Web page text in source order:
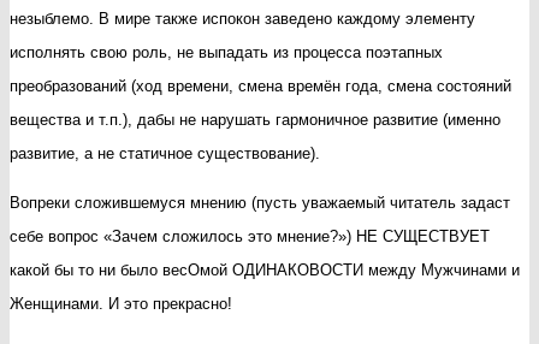
незыблемо. В мире также испокон заведено каждому элементу
исполнять свою роль, не выпадать из процесса поэтапных
преобразований (ход времени, смена времён года, смена состояний
вещества и т.п.), дабы не нарушать гармоничное развитие (именно
развитие, а не статичное существование).
Вопреки сложившемуся мнению (пусть уважаемый читатель задаст
себе вопрос «Зачем сложилось это мнение?») НЕ СУЩЕСТВУЕТ
какой бы то ни было весОмой ОДИНАКОВОСТИ между Мужчинами и
Женщинами. И это прекрасно!